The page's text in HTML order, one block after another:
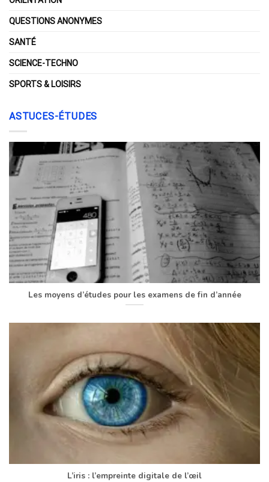
QUESTIONS ANONYMES
SANTÉ
SCIENCE-TECHNO
SPORTS & LOISIRS
ASTUCES-ÉTUDES
Les moyens d’études pour les examens de fin d’année
L’iris : l’empreinte digitale de l’œil